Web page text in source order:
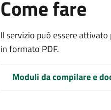
Come fare
Il servizio può essere
in formato PDF.
Moduli da compilare e